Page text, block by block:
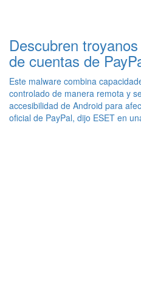
Descubren
de cuentas de
Este malware combina
controlado de manera remota y
accesibilidad de Android para
oficial de PayPal, dijo ESET en